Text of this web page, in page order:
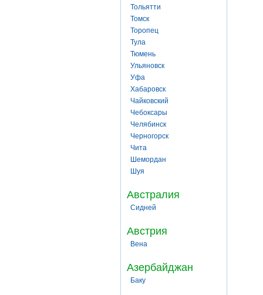
Тольятти
Томск
Торопец
Тула
Тюмень
Ульяновск
Уфа
Хабаровск
Чайковский
Чебоксары
Челябинск
Черногорск
Чита
Шемордан
Шуя
Австралия
Сидней
Австрия
Вена
Азербайджан
Баку